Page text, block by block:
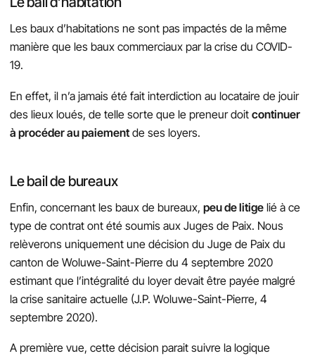
Les baux d’habitations ne sont pas impactés de la même
manière que les baux commerciaux par la crise du COVID-
19.
En effet, il n’a jamais été fait interdiction au locataire de jouir
des lieux loués, de telle sorte que le preneur doit continuer
à procéder au paiement de ses loyers.
Le bail de bureaux
Enfin, concernant les baux de bureaux, peu de litige lié à ce
type de contrat ont été soumis aux Juges de Paix. Nous
relèverons uniquement une décision du Juge de Paix du
canton de Woluwe-Saint-Pierre du 4 septembre 2020
estimant que l’intégralité du loyer devait être payée malgré
la crise sanitaire actuelle (J.P. Woluwe-Saint-Pierre, 4
septembre 2020).
A première vue, cette décision parait suivre la logique